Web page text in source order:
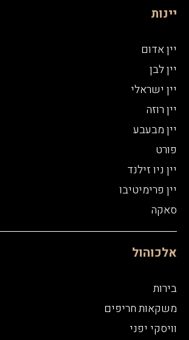
יינות
יין אדום
יין לבן
יין ישראלי
יין רוזה
יין מבעבע
פורט
יין ניו זילנד
יין פרימיטיבו
סאקה
אלכוהול
בירות
משקאות חריפים
וויסקי יפני